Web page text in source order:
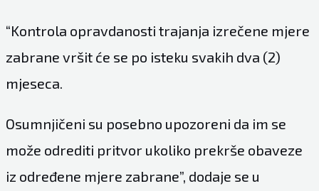
“Kontrola opravdanosti trajanja izrečene mjere
zabrane vršit će se po isteku svakih dva (2)
mjeseca.
Osumnjičeni su posebno upozoreni da im se
može odrediti pritvor ukoliko prekrše obaveze
iz određene mjere zabrane”, dodaje se u